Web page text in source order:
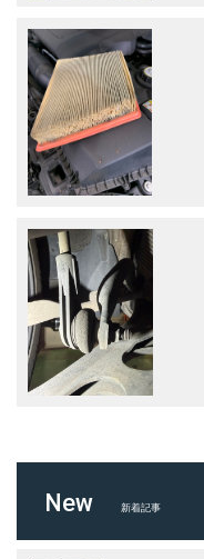
New 新着記事